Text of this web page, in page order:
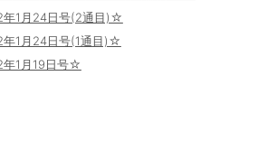
1月24日号(2通目)☆
1月24日号(1通目)☆
1月19日号☆